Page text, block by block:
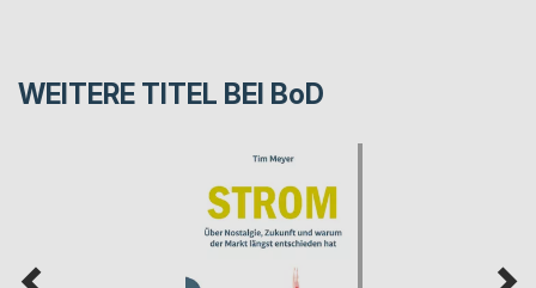
WEITERE TITEL BEI BoD